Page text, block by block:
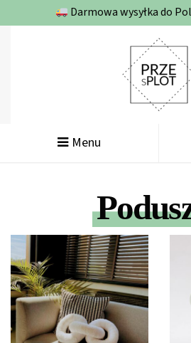
Darmowa wysyłka do
Menu